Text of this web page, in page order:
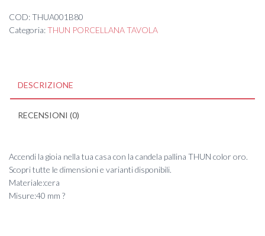
ORO
quantità
COD:THUA001B80
Categoria:THUN PORCELLANA TAVOLA
DESCRIZIONE
RECENSIONI (0)
Accendi la gioia nella tua casa con la candela pallina THUN color oro.
Scopri tutte le dimensioni e varianti disponibili.
Materiale:cera
Misure:40 mm ?